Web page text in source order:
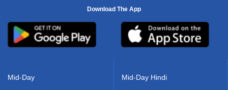
Download The App
Mid-Day Mid-Day Hindi